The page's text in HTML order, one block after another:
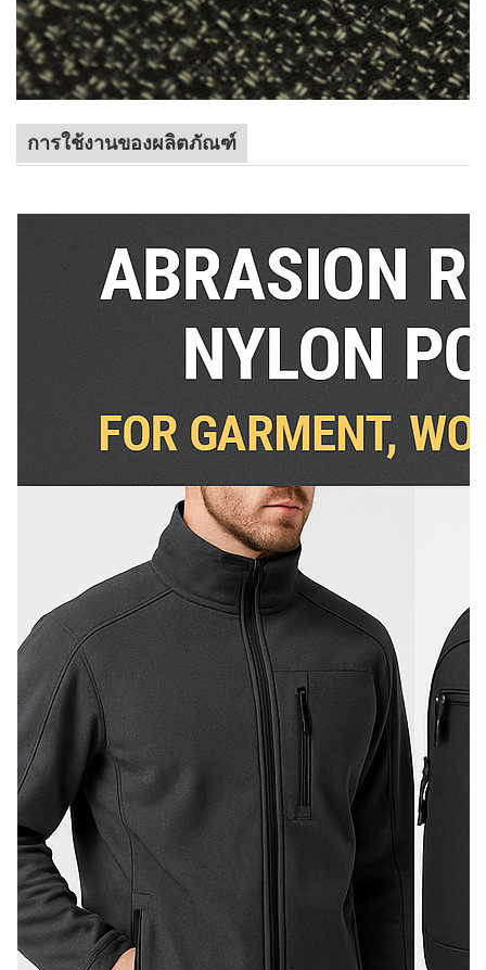
การใช้งานของผลิตภัณฑ์